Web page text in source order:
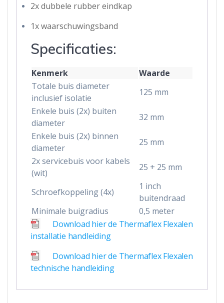
2x dubbele rubber eindkap
1x waarschuwingsband
Specificaties:
Kenmerk
Waarde
Totale buis diameter
inclusief isolatie
125 mm
Enkele buis (2x) buiten
diameter
32 mm
Enkele buis (2x) binnen
diameter
25 mm
2x servicebuis voor kabels
(wit)
25 + 25 mm
Schroefkoppeling (4x)
1 inch
buitendraad
Minimale buigradius
0,5 meter
Download hier de Thermaflex Flexalen
installatie handleiding
Download hier de Thermaflex Flexalen
technische handleiding